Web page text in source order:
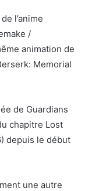
l’anime
/
animation de
Memorial
de Guardians
chapitre Lost
depuis le début
une autre